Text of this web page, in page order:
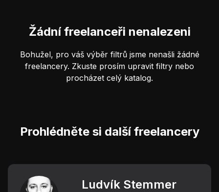
Žádní freelanceři nenalezeni
Bohužel, pro váš výběr filtrů jsme nenašli žádné
freelancery. Zkuste prosím upravit filtry nebo
procházet celý katalog.
Prohlédněte si další freelancery
Ludvík Stemmer